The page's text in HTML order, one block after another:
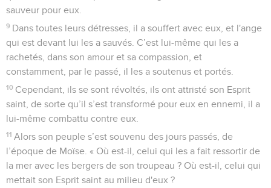
sauveur pour eux.
9 Dans toutes leurs détresses, il a souffert avec eux, et l'ange
qui est devant lui les a sauvés. C’est lui-même qui les a
rachetés, dans son amour et sa compassion, et
constamment, par le passé, il les a soutenus et portés.
10 Cependant, ils se sont révoltés, ils ont attristé son Esprit
saint, de sorte qu’il s’est transformé pour eux en ennemi, il a
lui-même combattu contre eux.
11 Alors son peuple s’est souvenu des jours passés, de
l’époque de Moïse. « Où est-il, celui qui les a fait ressortir de
la mer avec les bergers de son troupeau ? Où est-il, celui qui
mettait son Esprit saint au milieu d'eux ?